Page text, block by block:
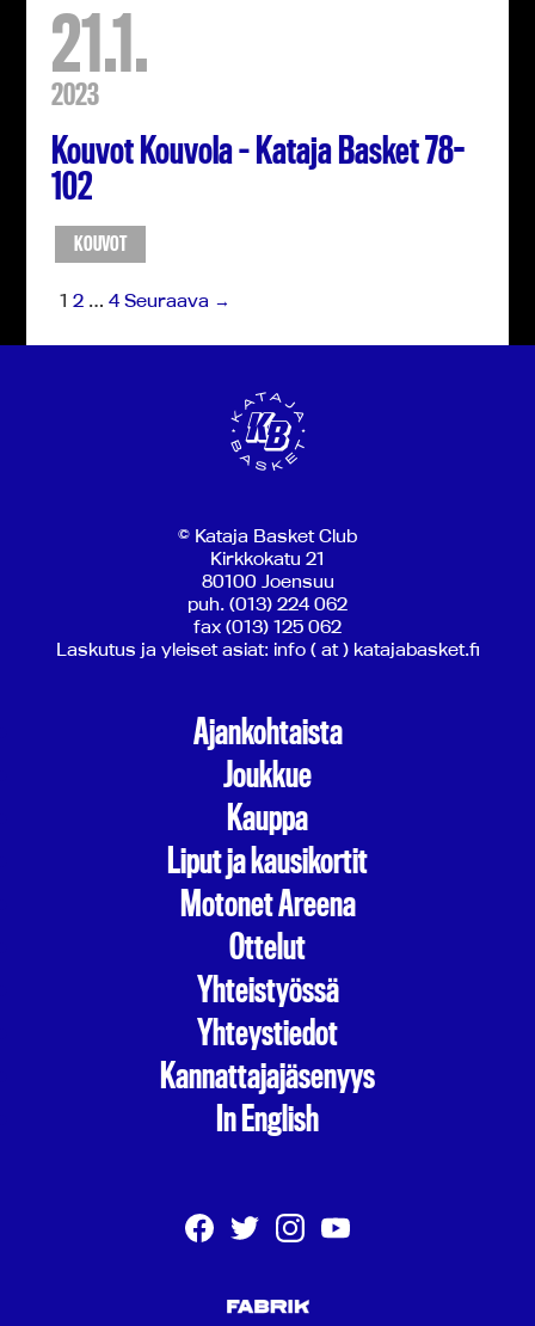
21.1.
2023
Kouvot Kouvola – Kataja Basket 78-
102
KOUVOT
1 2 … 4 Seuraava →
© Kataja Basket Club
Kirkkokatu 21
80100 Joensuu
puh. (013) 224 062
fax (013) 125 062
Laskutus ja yleiset asiat: info ( at ) katajabasket.fi
Ajankohtaista
Joukkue
Kauppa
Liput ja kausikortit
Motonet Areena
Ottelut
Yhteistyössä
Yhteystiedot
Kannattajajäsenyys
In English